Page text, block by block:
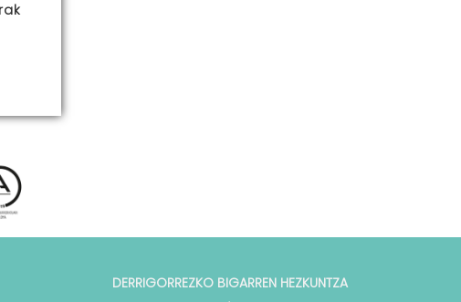
DERRIGORREZKO BIGARREN HEZKUNTZA